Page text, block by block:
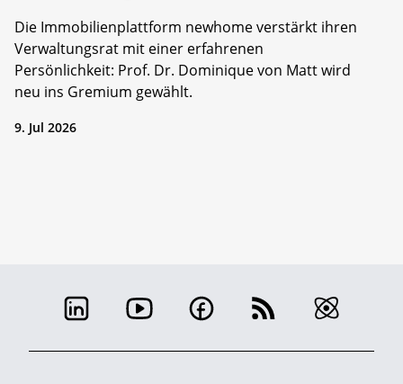
Die Immobilienplattform newhome verstärkt ihren
Verwaltungsrat mit einer erfahrenen
Persönlichkeit: Prof. Dr. Dominique von Matt wird
neu ins Gremium gewählt.
9. Jul 2026